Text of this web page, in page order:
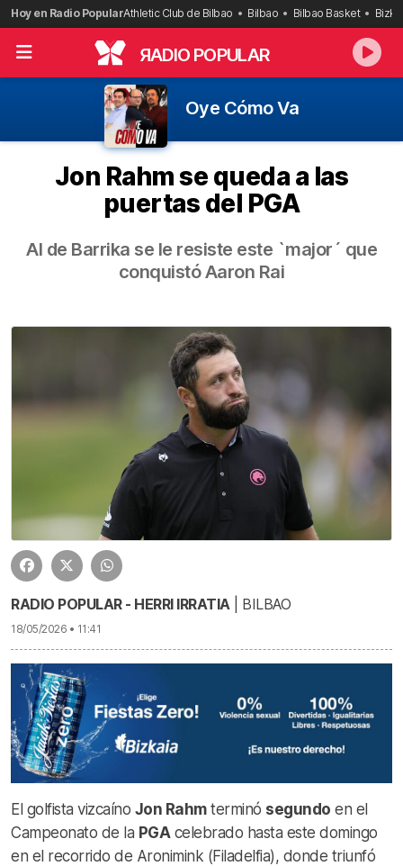
Saltar
al
contenido
Hoy en Radio PopularAthletic Club de Bilbao Bilbao Bilbao Basket
RADIO POPULAR
Oye Cómo Va
Jon Rahm se queda a las
puertas del PGA
Al de Barrika se le resiste este `major´ que
conquistó Aaron Rai
RADIO POPULAR - HERRI IRRATIA| BILBAO
18/05/2026 • 11:41
El golfista vizcaíno Jon Rahmterminó segundo en el
Campeonato de la PGAcelebrado hasta este domingo
en el recorrido de Aronimink (Filadelfia), donde triunfó